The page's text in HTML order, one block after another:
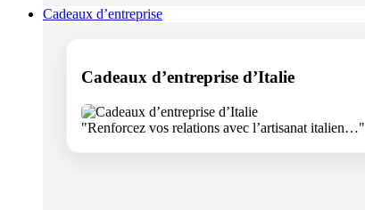
Cadeaux d’entreprise
Cadeaux d’entreprise d’Italie
"Renforcez vos relations avec l’artisanat italien…"